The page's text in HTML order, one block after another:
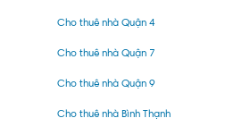
Cho thuê nhà Quận 4
Cho thuê nhà Quận 7
Cho thuê nhà Quận 9
Cho thuê nhà Bình Thạnh